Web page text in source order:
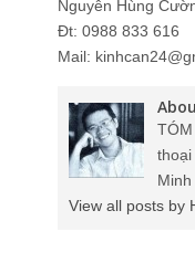
Nguyễn Hùng
Đt: 0988 833 616
Mail:
Minh
View all posts by